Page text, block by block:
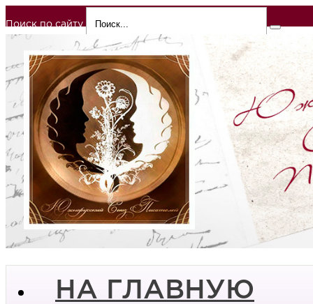
Поиск по сайту
НА ГЛАВНУЮ